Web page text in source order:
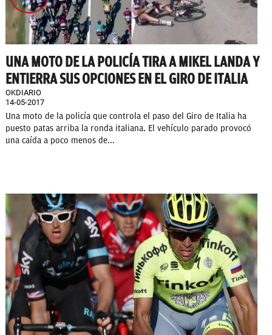
UNA MOTO DE LA POLICÍA TIRA A MIKEL LANDA Y
ENTIERRA SUS OPCIONES EN EL GIRO DE ITALIA
OKDIARIO
14-05-2017
Una moto de la policía que controla el paso del Giro de Italia ha
puesto patas arriba la ronda italiana. El vehículo parado provocó
una caída a poco menos de...